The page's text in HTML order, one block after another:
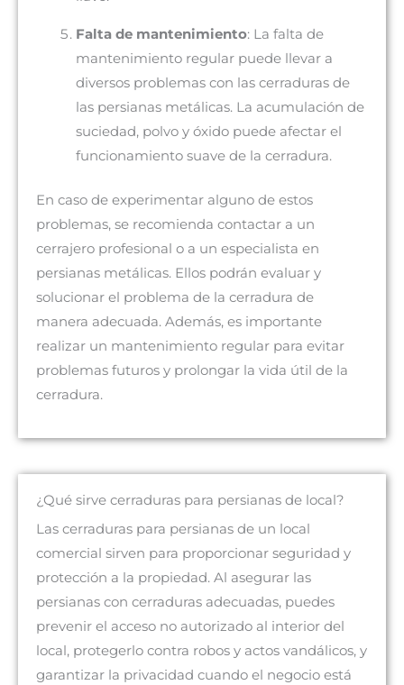
Falta de mantenimiento: La falta de
mantenimiento regular puede llevar a
diversos problemas con las cerraduras de
las persianas metálicas. La acumulación de
suciedad, polvo y óxido puede afectar el
funcionamiento suave de la cerradura.
En caso de experimentar alguno de estos
problemas, se recomienda contactar a un
cerrajero profesional o a un especialista en
persianas metálicas. Ellos podrán evaluar y
solucionar el problema de la cerradura de
manera adecuada. Además, es importante
realizar un mantenimiento regular para evitar
problemas futuros y prolongar la vida útil de la
cerradura.
¿Qué sirve cerraduras para persianas de local?
Las cerraduras para persianas de un local
comercial sirven para proporcionar seguridad y
protección a la propiedad. Al asegurar las
persianas con cerraduras adecuadas, puedes
prevenir el acceso no autorizado al interior del
local, protegerlo contra robos y actos vandálicos, y
garantizar la privacidad cuando el negocio está